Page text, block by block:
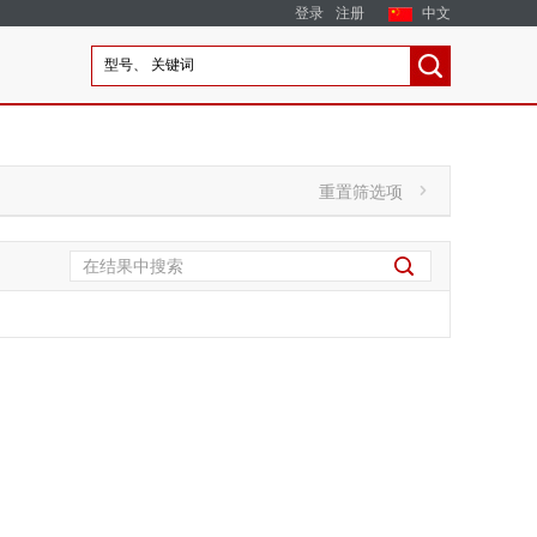
中文
登录 注册
重置筛选项 '